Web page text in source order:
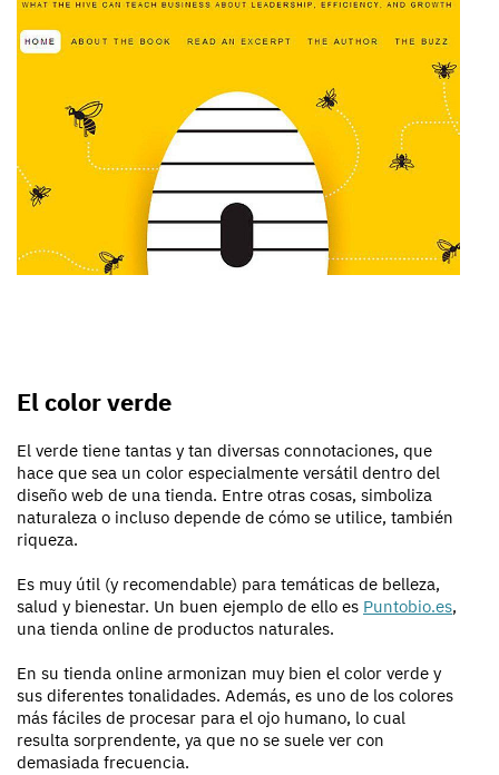
El color verde
El verde tiene tantas y tan diversas connotaciones, que
hace que sea un color especialmente versátil dentro del
diseño web de una tienda. Entre otras cosas, simboliza
naturaleza o incluso depende de cómo se utilice, también
riqueza.
Es muy útil (y recomendable) para temáticas de belleza,
salud y bienestar. Un buen ejemplo de ello es Puntobio.es,
una tienda online de productos naturales.
En su tienda online armonizan muy bien el color verde y
sus diferentes tonalidades. Además, es uno de los colores
más fáciles de procesar para el ojo humano, lo cual
resulta sorprendente, ya que no se suele ver con
demasiada frecuencia.